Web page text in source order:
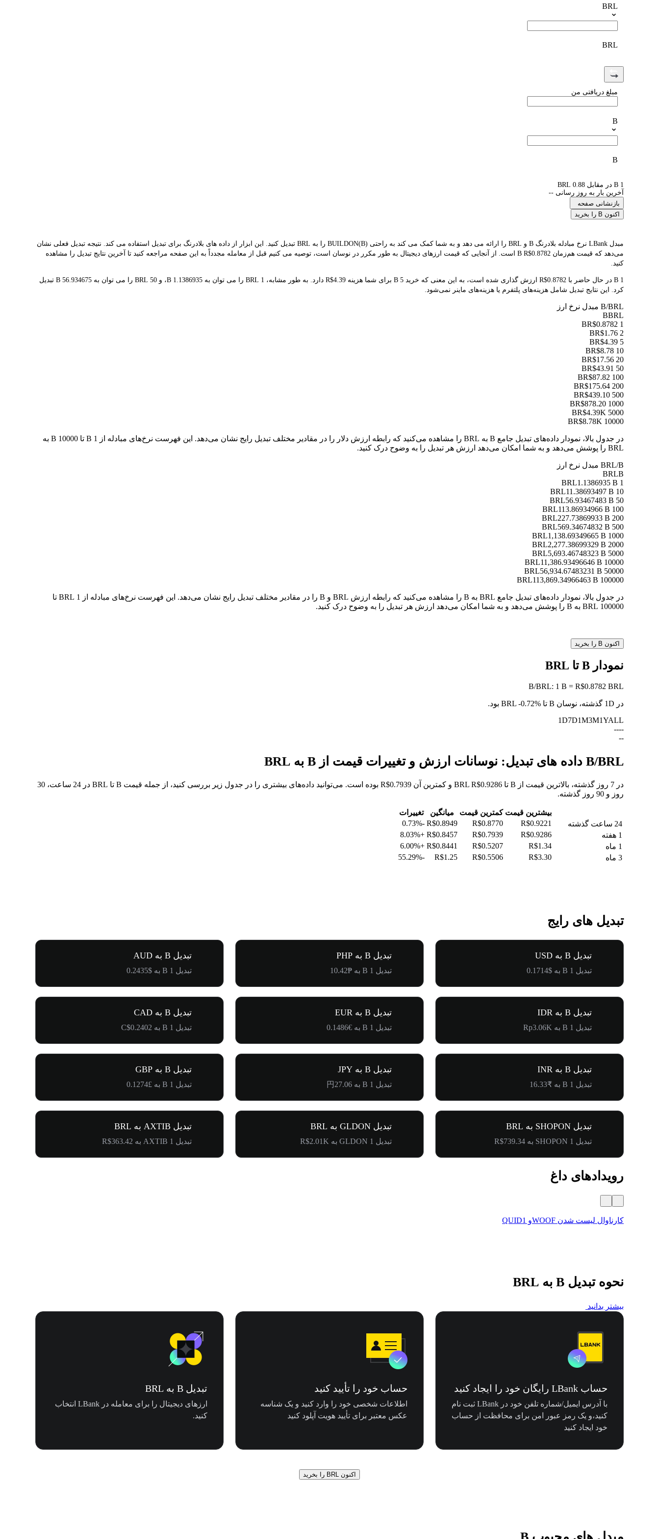
BRL
BRL
مبلغ دریافتی من
B
B
1 B در مقابل 0.88 BRL
آخرین بار به روز رسانی --
بازنشانی صفحه
اکنون B را بخرید
مبدل LBank نرخ مبادله بلادرنگ B و BRL را ارائه می دهد و به شما کمک می کند به راحتی BUILDON(B) را به BRL تبدیل کنید. این ابزار از داده های بلادرنگ برای تبدیل استفاده می کند. نتیجه تبدیل فعلی نشان
می‌دهد که قیمت هم‌زمان B R$0.8782 است. از آنجایی که قیمت ارزهای دیجیتال به طور مکرر در نوسان است، توصیه می کنیم قبل از معامله مجدداً به این صفحه مراجعه کنید تا آخرین نتایج تبدیل را مشاهده
کنید.
1 B در حال حاضر با R$0.8782 ارزش گذاری شده است، به این معنی که خرید 5 B برای شما هزینه R$4.39 دارد. به طور مشابه، 1 BRL را می توان به 1.1386935 B، و 50 BRL را می توان به 56.934675 B تبدیل
کرد. این نتایج تبدیل شامل هزینه‌های پلتفرم یا هزینه‌های ماینر نمی‌شود.
B/BRL مبدل نرخ ارز
BBRL
1 B
R$0.8782
2 B
R$1.76
5 B
R$4.39
10 B
R$8.78
20 B
R$17.56
50 B
R$43.91
100 B
R$87.82
200 B
R$175.64
500 B
R$439.10
1000 B
R$878.20
5000 B
R$4.39K
10000 B
R$8.78K
در جدول بالا، نمودار داده‌های تبدیل جامع B به BRL را مشاهده می‌کنید که رابطه ارزش دلار را در مقادیر مختلف تبدیل رایج نشان می‌دهد. این فهرست نرخ‌های مبادله از 1 B تا 10000 B به
BRL را پوشش می‌دهد و به شما امکان می‌دهد ارزش هر تبدیل را به وضوح درک کنید.
BRL/B مبدل نرخ ارز
BRLB
1 BRL
1.1386935 B
10 BRL
11.38693497 B
50 BRL
56.93467483 B
100 BRL
113.86934966 B
200 BRL
227.73869933 B
500 BRL
569.34674832 B
1000 BRL
1,138.69349665 B
2000 BRL
2,277.38699329 B
5000 BRL
5,693.46748323 B
10000 BRL
11,386.93496646 B
50000 BRL
56,934.67483231 B
100000 BRL
113,869.34966463 B
در جدول بالا، نمودار داده‌های تبدیل جامع BRL به B را مشاهده می‌کنید که رابطه ارزش BRL و B را در مقادیر مختلف تبدیل رایج نشان می‌دهد. این فهرست نرخ‌های مبادله از 1 BRL تا
100000 BRL به B را پوشش می‌دهد و به شما امکان می‌دهد ارزش هر تبدیل را به وضوح درک کنید.
اکنون B را بخرید
نمودار B تا BRL
B/BRL: 1 B = R$0.8782 BRL
در 1D گذشته، نوسان B تا BRL -0.72%
بود.
1D7D1M3M1YALL
--
--
--
B/BRL داده های تبدیل: نوسانات ارزش و تغییرات قیمت از B به BRL
در 7 روز گذشته، بالاترین قیمت از B تا BRL R$0.9286 و کمترین آن R$0.7939 بوده است. می‌توانید داده‌های بیشتری را در جدول زیر بررسی کنید، از جمله قیمت B تا BRL در 24 ساعت، 30
روز و 90 روز گذشته.
بیشترین قیمت کمترین قیمت میانگین
تغییرات
24 ساعت گذشته
R$0.9221
R$0.8770
R$0.8949
-0.73%
1 هفته
R$0.9286
R$0.7939
R$0.8457
+8.03%
1 ماه
R$1.34
R$0.5207
R$0.8441
+6.00%
3 ماه
R$3.30
R$0.5506
R$1.25
-55.29%
تبدیل های رایج
تبدیل B به USD
تبدیل 1 B به $0.1714
تبدیل B به PHP
تبدیل 1 B به ₱10.42
تبدیل B به AUD
تبدیل 1 B به $0.2435
تبدیل B به IDR
تبدیل 1 B به Rp3.06K
تبدیل B به EUR
تبدیل 1 B به €0.1486
تبدیل B به CAD
تبدیل 1 B به C$0.2402
تبدیل B به INR
تبدیل 1 B به ₹16.33
تبدیل B به JPY
تبدیل 1 B به 円27.06
تبدیل B به GBP
تبدیل 1 B به £0.1274
تبدیل SHOPON به BRL
تبدیل 1 SHOPON به R$739.34
تبدیل GLDON به BRL
تبدیل 1 GLDON به R$2.01K
تبدیل AXTIB به BRL
تبدیل 1 AXTIB به R$363.42
رویدادهای داغ
کارناوال لیست شدن WOOFو QUID1
نحوه تبدیل B به BRL
بیشتر بدانید
حساب LBank رایگان خود را ایجاد کنید
با آدرس ایمیل/شماره تلفن خود در LBank ثبت نام
کنید،و یک رمز عبور امن برای محافظت از حساب
خود ایجاد کنید
حساب خود را تأیید کنید
اطلاعات شخصی خود را وارد کنید و یک شناسه
عکس معتبر برای تأیید هویت آپلود کنید
تبدیل B به BRL
ارزهای دیجیتال را برای معامله در LBank انتخاب
کنید.
اکنون BRL را بخرید